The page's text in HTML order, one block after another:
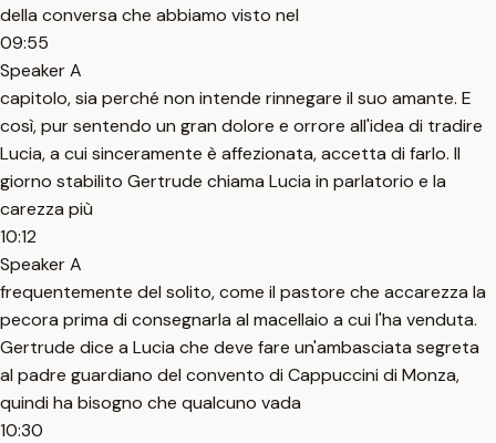
della conversa che abbiamo visto nel
09:55
Speaker A
capitolo, sia perché non intende rinnegare il suo amante. E
così, pur sentendo un gran dolore e orrore all'idea di tradire
Lucia, a cui sinceramente è affezionata, accetta di farlo. Il
giorno stabilito Gertrude chiama Lucia in parlatorio e la
carezza più
10:12
Speaker A
frequentemente del solito, come il pastore che accarezza la
pecora prima di consegnarla al macellaio a cui l'ha venduta.
Gertrude dice a Lucia che deve fare un'ambasciata segreta
al padre guardiano del convento di Cappuccini di Monza,
quindi ha bisogno che qualcuno vada
10:30